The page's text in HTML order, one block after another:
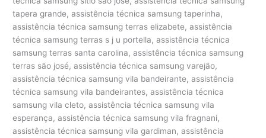
tapera grande, assistência técnica samsung taperinha,
assistência técnica samsung terras elizabete, assistência
técnica samsung terras s j u portella, assistência técnica
samsung terras santa carolina, assistência técnica samsung
terras são josé, assistência técnica samsung varejão,
assistência técnica samsung vila bandeirante, assistência
técnica samsung vila bandeirantes, assistência técnica
samsung vila cleto, assistência técnica samsung vila
esperança, assistência técnica samsung vila fragnani,
assistência técnica samsung vila gardiman, assistência